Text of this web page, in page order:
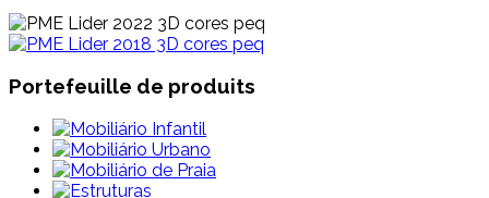
Portefeuille de produits